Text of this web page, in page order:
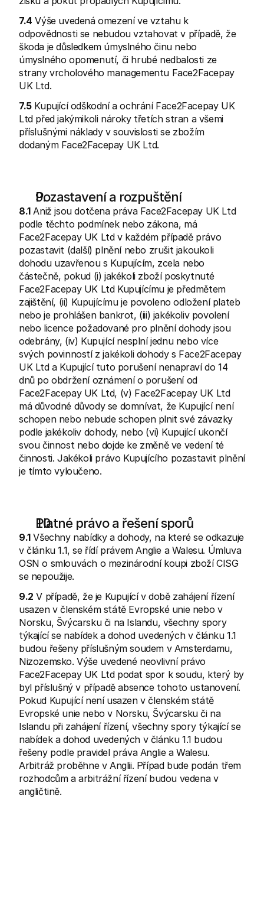
7.4 Výše uvedená omezení ve vztahu k
odpovědnosti se nebudou vztahovat v případě, že
škoda je důsledkem úmyslného činu nebo
úmyslného opomenutí, či hrubé nedbalosti ze
strany vrcholového managementu Face2Facepay
UK Ltd.
7.5 Kupující odškodní a ochrání Face2Facepay UK
Ltd před jakýmikoli nároky třetích stran a všemi
příslušnými náklady v souvislosti se zbožím
dodaným Face2Facepay UK Ltd.
Pozastavení a rozpuštění
8.1 Aniž jsou dotčena práva Face2Facepay UK Ltd
podle těchto podmínek nebo zákona, má
Face2Facepay UK Ltd v každém případě právo
pozastavit (další) plnění nebo zrušit jakoukoli
dohodu uzavřenou s Kupujícím, zcela nebo
částečně, pokud (i) jakékoli zboží poskytnuté
Face2Facepay UK Ltd Kupujícímu je předmětem
zajištění, (ii) Kupujícímu je povoleno odložení plateb
nebo je prohlášen bankrot, (iii) jakékoliv povolení
nebo licence požadované pro plnění dohody jsou
odebrány, (iv) Kupující nesplní jednu nebo více
svých povinností z jakékoli dohody s Face2Facepay
UK Ltd a Kupující tuto porušení nenapraví do 14
dnů po obdržení oznámení o porušení od
Face2Facepay UK Ltd, (v) Face2Facepay UK Ltd
má důvodné důvody se domnívat, že Kupující není
schopen nebo nebude schopen plnit své závazky
podle jakékoliv dohody, nebo (vi) Kupující ukončí
svou činnost nebo dojde ke změně ve vedení té
činnosti. Jakékoli právo Kupujícího pozastavit plnění
je tímto vyloučeno.
Platné právo a řešení sporů
9.1 Všechny nabídky a dohody, na které se odkazuje
v článku 1.1, se řídí právem Anglie a Walesu. Úmluva
OSN o smlouvách o mezinárodní koupi zboží CISG
se nepoužije.
9.2 V případě, že je Kupující v době zahájení řízení
usazen v členském státě Evropské unie nebo v
Norsku, Švýcarsku či na Islandu, všechny spory
týkající se nabídek a dohod uvedených v článku 1.1
budou řešeny příslušným soudem v Amsterdamu,
Nizozemsko. Výše uvedené neovlivní právo
Face2Facepay UK Ltd podat spor k soudu, který by
byl příslušný v případě absence tohoto ustanovení.
Pokud Kupující není usazen v členském státě
Evropské unie nebo v Norsku, Švýcarsku či na
Islandu při zahájení řízení, všechny spory týkající se
nabídek a dohod uvedených v článku 1.1 budou
řešeny podle pravidel práva Anglie a Walesu.
Arbitráž proběhne v Anglii. Případ bude podán třem
rozhodcům a arbitrážní řízení budou vedena v
angličtině.